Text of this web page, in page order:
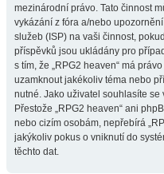
mezinárodní právo. Tato činnost
vykázání z fóra a/nebo
služeb (ISP) na vaši činnost,
příspěvků jsou ukládány pro
s tím, že „RPG2 heaven“ má
uzamknout jakékoliv téma nebo
nutné. Jako uživatel souhlasíte
Přestože „RPG2 heaven“ ani
nebo cizím osobám, nepřebírá
jakýkoliv pokus o vniknutí do
těchto dat.